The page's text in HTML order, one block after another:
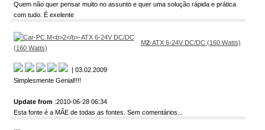
Quem não quer pensar muito no assunto e quer uma solução rápida e prática
com tudo. É exelente
M2-ATX 6-24V DC/DC (160 Watts)
| 03.02.2009
Simplesmente Genial!!!!
Update from :2010-06-28 06:34
Esta fonte é a MÃE de todas as fontes. Sem comentários...